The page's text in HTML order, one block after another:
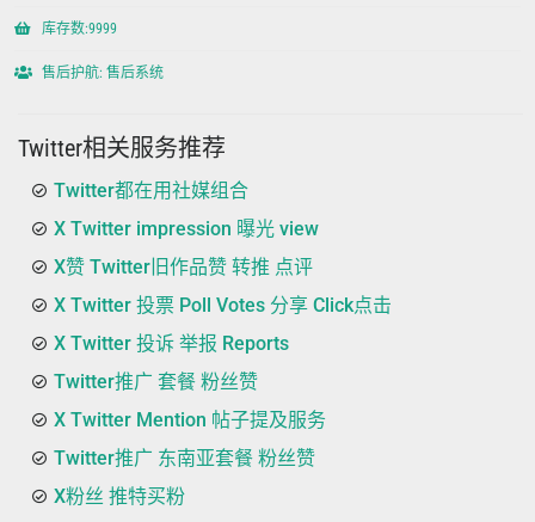
库存数:9999
售后护航: 售后系统
Twitter相关服务推荐
Twitter都在用社媒组合
X Twitter impression 曝光 view
X赞 Twitter旧作品赞 转推 点评
X Twitter 投票 Poll Votes 分享 Click点击
X Twitter 投诉 举报 Reports
Twitter推广 套餐 粉丝赞
X Twitter Mention 帖子提及服务
Twitter推广 东南亚套餐 粉丝赞
X粉丝 推特买粉